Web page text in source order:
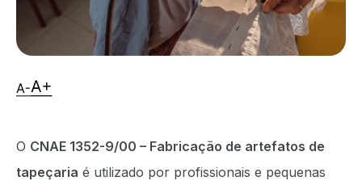
O CNAE 1352-9/00 – Fabricação de artefatos de
tapeçaria é utilizado por profissionais e pequenas